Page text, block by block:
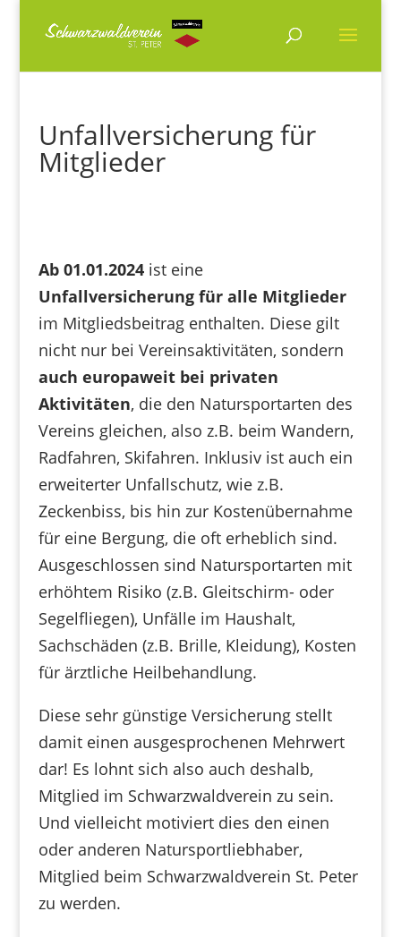
Unfallversicherung für
Mitglieder
Ab 01.01.2024ist eine
Unfallversicherung für alle Mitglieder
im Mitgliedsbeitrag enthalten. Diese gilt
nicht nur bei Vereinsaktivitäten, sondern
auch europaweit bei privaten
Aktivitäten, die den Natursportarten des
Vereins gleichen, also z.B. beim Wandern,
Radfahren, Skifahren. Inklusiv ist auch ein
erweiterter Unfallschutz, wie z.B.
Zeckenbiss, bis hin zur Kostenübernahme
für eine Bergung, die oft erheblich sind.
Ausgeschlossen sind Natursportarten mit
erhöhtem Risiko (z.B. Gleitschirm- oder
Segelfliegen), Unfälle im Haushalt,
Sachschäden (z.B. Brille, Kleidung), Kosten
für ärztliche Heilbehandlung.
Diese sehr günstige Versicherung stellt
damit einen ausgesprochenen Mehrwert
dar! Es lohnt sich also auch deshalb,
Mitglied im Schwarzwaldverein zu sein.
Und vielleicht motiviert dies den einen
oder anderen Natursportliebhaber,
Mitglied beim Schwarzwaldverein St. Peter
zu werden.